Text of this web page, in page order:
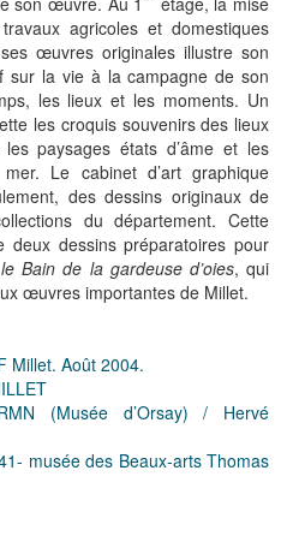
agricoles et domestiques
œuvres originales illustre son
sur la vie à la campagne de son
les lieux et les moments. Un
les croquis souvenirs des lieux
paysages états d’âme et les
Le cabinet d’art graphique
des dessins originaux de
du département. Cette
dessins préparatoires pour
le Bain de la gardeuse d’oies, qui
œuvres importantes de Millet.
Millet. Août 2004.
(Musée d’Orsay) / Hervé
musée des Beaux-arts Thomas